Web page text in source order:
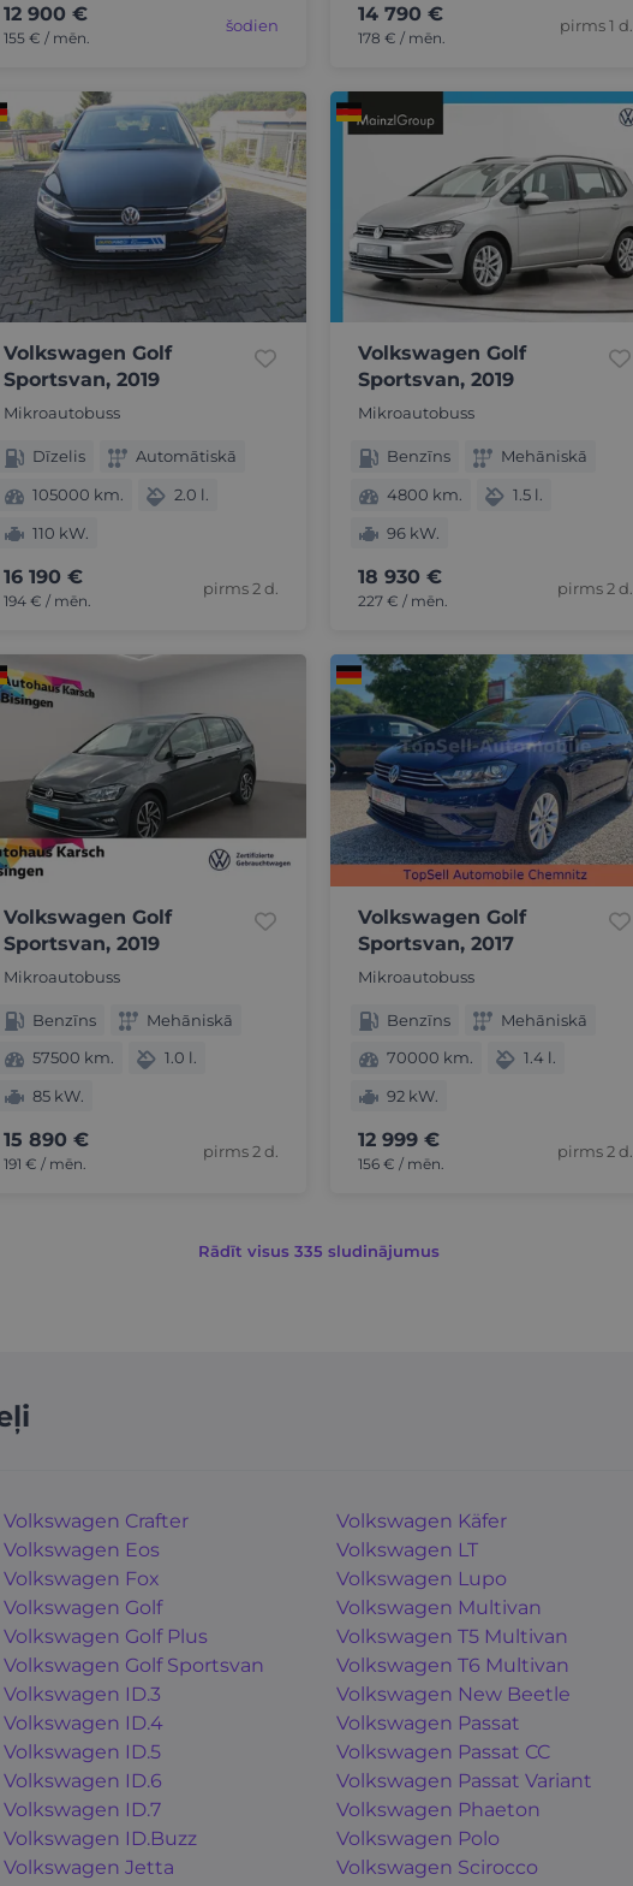
12 900 €
155 € / mēn.
šodien 14 790 €
178 € / mēn.
pirms 1 d.
Volkswagen Golf
Sportsvan, 2019
Mikroautobuss
Dīzelis
Automātiskā
105000 km.
2.0 l.
110 kW.
16 190 €
194 € / mēn.
pirms 2 d.
Volkswagen Golf
Sportsvan, 2019
Mikroautobuss
Benzīns
Mehāniskā
4800 km.
1.5 l.
96 kW.
18 930 €
227 € / mēn.
pirms 2 d.
Volkswagen Golf
Sportsvan, 2019
Mikroautobuss
Benzīns
Mehāniskā
57500 km.
1.0 l.
85 kW.
15 890 €
191 € / mēn.
pirms 2 d.
Volkswagen Golf
Sportsvan, 2017
Mikroautobuss
Benzīns
Mehāniskā
70000 km.
1.4 l.
92 kW.
12 999 €
156 € / mēn.
pirms 2 d.
Rādīt visus 335 sludinājumus
Volkswagen Crafter
Volkswagen Eos
Volkswagen Fox
Volkswagen Golf
Volkswagen Golf Plus
Volkswagen Golf Sportsvan
Volkswagen ID.3
Volkswagen ID.4
Volkswagen ID.5
Volkswagen ID.6
Volkswagen ID.7
Volkswagen ID.Buzz
Volkswagen Jetta
Volkswagen Käfer
Volkswagen LT
Volkswagen Lupo
Volkswagen Multivan
Volkswagen T5 Multivan
Volkswagen T6 Multivan
Volkswagen New Beetle
Volkswagen Passat
Volkswagen Passat CC
Volkswagen Passat Variant
Volkswagen Phaeton
Volkswagen Polo
Volkswagen Scirocco